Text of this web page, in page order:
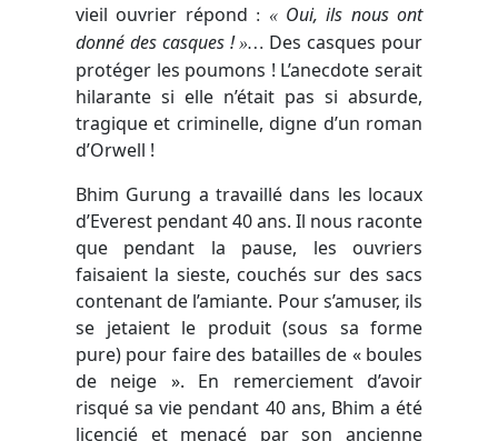
vieil ouvrier répond : « Oui, ils nous ont
donné des casques !»… Des casques pour
protéger les poumons ! L’anecdote serait
hilarante si elle n’était pas si absurde,
tragique et criminelle, digne d’un roman
d’Orwell !
Bhim Gurung a travaillé dans les locaux
d’Everest pendant 40 ans. Il nous raconte
que pendant la pause, les ouvriers
faisaient la sieste, couchés sur des sacs
contenant de l’amiante. Pour s’amuser, ils
se jetaient le produit (sous sa forme
pure) pour faire des batailles de « boules
de neige ». En remerciement d’avoir
risqué sa vie pendant 40 ans, Bhim a été
licencié et menacé par son ancienne